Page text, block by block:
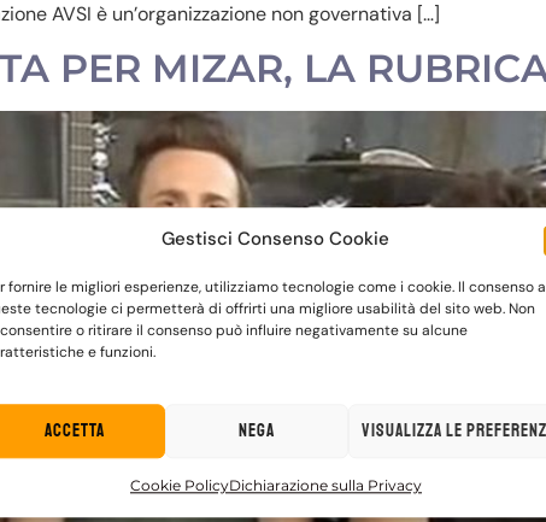
Gestisci Consenso Cookie
fornire le migliori esperienze, utilizziamo tecnologie come i cookie. Il consenso a
tecnologie ci permetterà di offrirti una migliore usabilità del sito web. Non
o ritirare il consenso può influire negativamente su alcune
e funzioni.
Accetta Nega Visualizza le
Cookie PolicyDichiarazione sulla Privacy
AVSI è un’organizzazione non governativa […]
PER MIZAR, LA